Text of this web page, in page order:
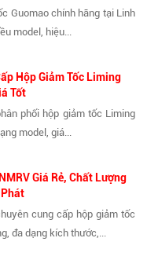
Guomao chính hãng tại Linh
model, hiệu...
Hộp Giảm Tốc Liming
Tốt
phối hộp giảm tốc Liming
model, giá...
Giá Rẻ, Chất Lượng
cung cấp hộp giảm tốc
đa dạng kích thước,...